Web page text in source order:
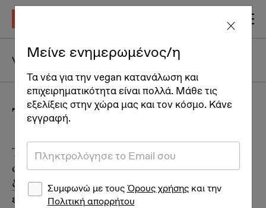
Vegan Life Άνθρωποι
To έδαφος
Το κείμενο αποτελεί τροποποιημένο
απόσπασμα από τονέο βιβλίο των Θ. Λιανού
& Αν. Ψειρίδουπου κυκλοφόρησε από τις
εκδόσεις Μπένου τον Μάιο του 2021.
Μείνε ενημερωμένος/η
Τα νέα για την vegan κατανάλωση και
επιχειρηματικότητα είναι πολλά. Μάθε τις
εξελίξεις στην χώρα μας και τον κόσμο. Κάνε
εγγραφή.
Συμφωνώ με τουςΌρους χρήσηςκαι την
Πολιτική απορρήτου